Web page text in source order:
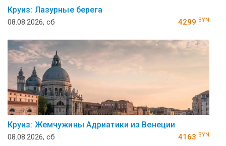
Круиз: Лазурные берега
08.08.2026, сб 4299 BYN
Круиз: Жемчужины Адриатики из Венеции
08.08.2026, сб 4163 BYN